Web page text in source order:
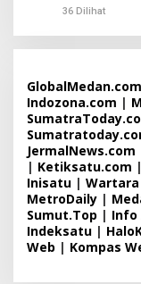
36 Dilihat
GlobalMedan.com
Indozona.com |
JermalNews.com
| Ketiksatu.com |
Inisatu | Wartara
MetroDaily |
Sumut.Top | Info
Indeksatu |
Web | Kompas